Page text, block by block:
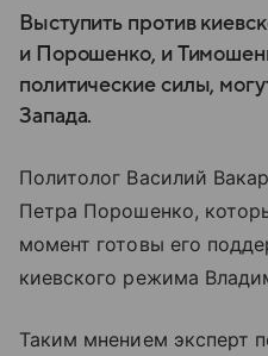
Выступить против
и Порошенко, и
политические силы,
Запада.
Политолог Василий
Петра Порошенко,
момент готовы его
киевского режима
Таким мнением эксперт